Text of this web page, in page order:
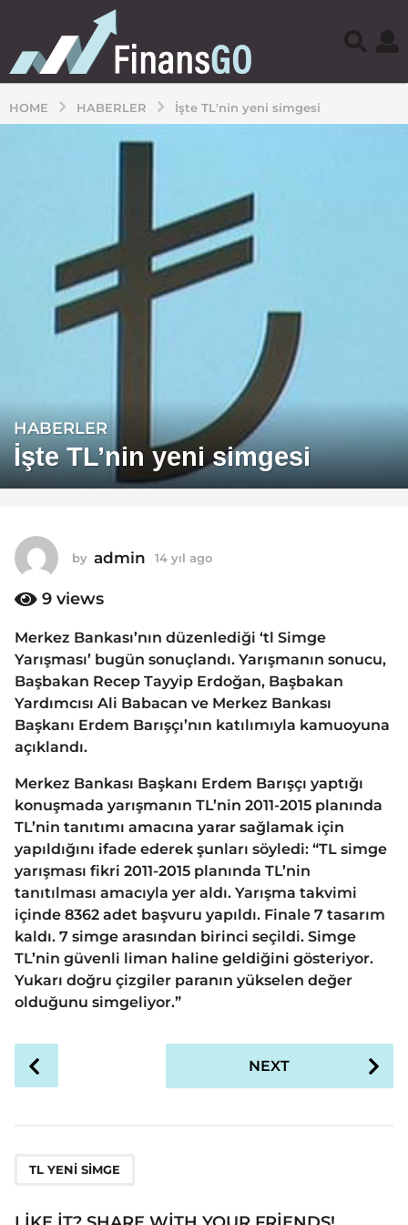
HOME HABERLER İşte TL'nin yeni simgesi
1
4
a
g
1
y
l
a
g
o
HABERLER
İşte TL’nin yeni simgesi
by admin 14 yıl ago
a
g
o
9 views
Merkez Bankası’nın düzenlediği ‘tl Simge
Yarışması’ bugün sonuçlandı. Yarışmanın sonucu,
Başbakan Recep Tayyip Erdoğan, Başbakan
Yardımcısı Ali Babacan ve Merkez Bankası
Başkanı Erdem Barışçı’nın katılımıyla kamuoyuna
açıklandı.
Merkez Bankası Başkanı Erdem Barışçı yaptığı
konuşmada yarışmanın TL’nin 2011-2015 planında
TL’nin tanıtımı amacına yarar sağlamak için
yapıldığını ifade ederek şunları söyledi: “TL simge
yarışması fikri 2011-2015 planında TL’nin
tanıtılması amacıyla yer aldı. Yarışma takvimi
içinde 8362 adet başvuru yapıldı. Finale 7 tasarım
kaldı. 7 simge arasından birinci seçildi. Simge
TL’nin güvenli liman haline geldiğini gösteriyor.
Yukarı doğru çizgiler paranın yükselen değer
olduğunu simgeliyor.”
NEXT
TL YENI SIMGE